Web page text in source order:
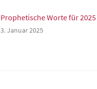
Prophetische Worte für 2025
3. Januar 2025